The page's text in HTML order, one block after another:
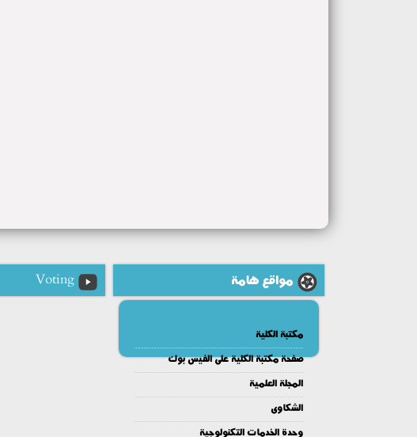
مواقع هامة
مكتبة الكلية
صفحة مكتبة الكلية على الفيس بوك
المجلة العلمية
الشكاوى
وحدة الخدمات التكنولوجية
Voting